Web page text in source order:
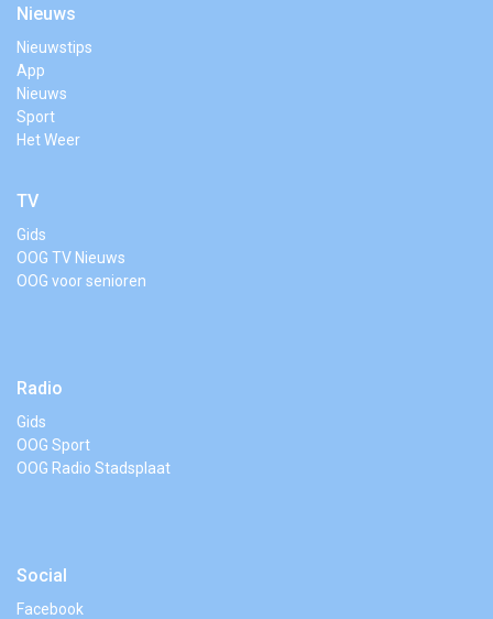
Nieuws
Nieuwstips
App
Nieuws
Sport
Het Weer
TV
Gids
OOG TV Nieuws
OOG voor senioren
Radio
Gids
OOG Sport
OOG Radio Stadsplaat
Social
Facebook